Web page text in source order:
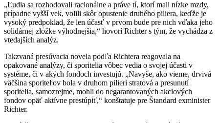
„Ľudia sa rozhodovali racionálne a práve tí, ktorí mali nízke mzdy,
prípadne vyšší vek, volili skôr opustenie druhého piliera, keďže je
vysoký predpoklad, že len účasť v prvom bude pre nich vďaka jeho
solidárnej zložke výhodnejšia,“ hovorí Richter s tým, že vychádza z
vtedajších analýz.
Takzvaná presúvacia novela podľa Richtera reagovala na
opakované analýzy, či sporitelia vôbec vedia o svojej účasti v
systéme, či v akých fondoch investujú. „Navyše, ako vieme, drvivá
väčšina sporiteľov bola v druhom pilieri stratová a presunutí
sporitelia, samozrejme, mohli do negarantovaných akciových
fondov opäť aktívne prestúpiť,“ konštatuje pre Štandard exminister
Richter.